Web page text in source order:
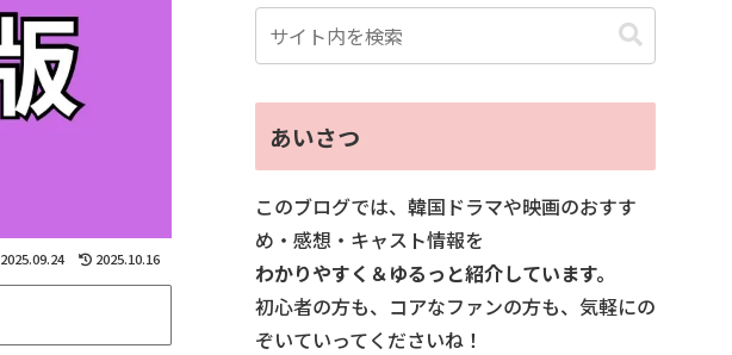
2025.09.24 2025.10.16
あいさつ
このブログでは、韓国ドラマや映画のおすす
め・感想・キャスト情報を
わかりやすく＆ゆるっと紹介しています。
初心者の方も、コアなファンの方も、気軽にの
ぞいていってくださいね！